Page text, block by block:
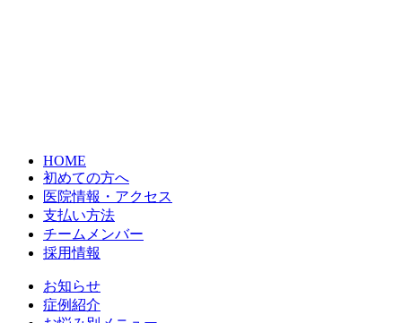
HOME
初めての方へ
医院情報・アクセス
支払い方法
チームメンバー
採用情報
お知らせ
症例紹介